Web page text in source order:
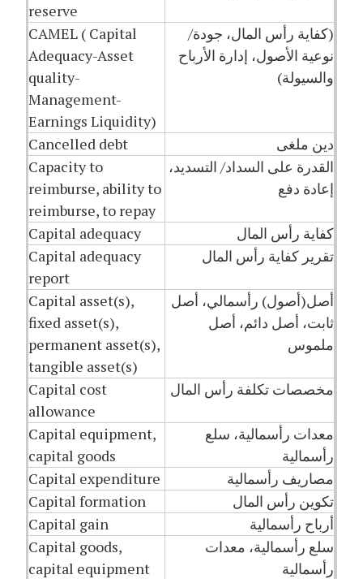
reserve
(كفاية رأس المال، جودة/
نوعية الأصول، إدارة الأرباح
والسيولة)
CAMEL ( Capital
Adequacy-Asset
quality-
Management-
Earnings Liquidity)
دين ملغى
Cancelled debt
القدرة على السداد/ التسديد،
إعادة دفع
Capacity to
reimburse, ability to
reimburse, to repay
كفاية رأس المال
Capital adequacy
تقرير كفاية رأس المال
Capital adequacy
report
أصل(أصول) رأسمالي، أصل
ثابت، أصل دائم، أصل
ملموس
Capital asset(s),
fixed asset(s),
permanent asset(s),
tangible asset(s)
مخصصات تكلفة رأس المال
Capital cost
allowance
معدات رأسمالية، سلع
رأسمالية
Capital equipment,
capital goods
مصاريف رأسمالية
Capital expenditure
تكوين رأس المال
Capital formation
أرباح رأسمالية
Capital gain
سلع رأسمالية، معدات
رأسمالية
Capital goods,
capital equipment